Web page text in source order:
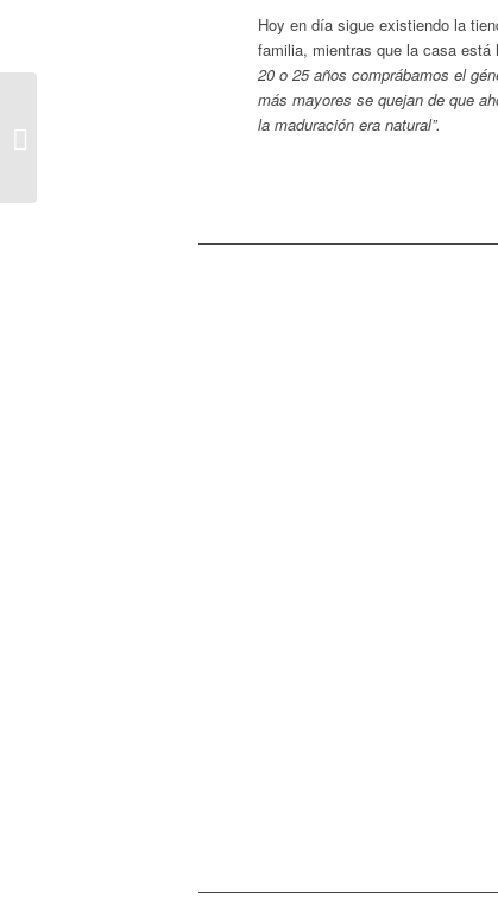
Hoy en día sigue existiendo la
familia, mientras que la casa
20 o 25 años comprábamos el
más mayores se quejan de que
la maduración era natural”.